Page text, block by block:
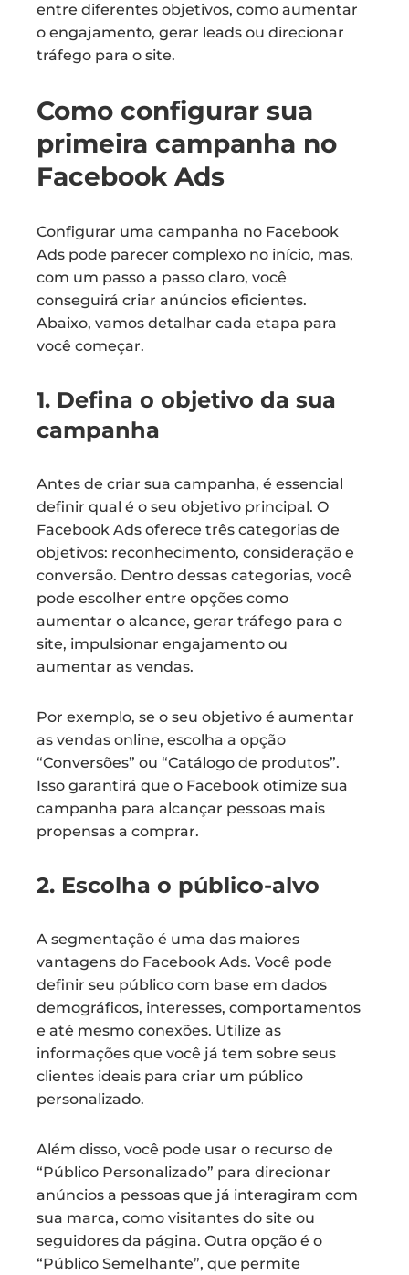
entre diferentes objetivos, como aumentar
o engajamento, gerar leads ou direcionar
tráfego para o site.
Como configurar sua
primeira campanha no
Facebook Ads
Configurar uma campanha no Facebook
Ads pode parecer complexo no início, mas,
com um passo a passo claro, você
conseguirá criar anúncios eficientes.
Abaixo, vamos detalhar cada etapa para
você começar.
1. Defina o objetivo da sua
campanha
Antes de criar sua campanha, é essencial
definir qual é o seu objetivo principal. O
Facebook Ads oferece três categorias de
objetivos: reconhecimento, consideração e
conversão. Dentro dessas categorias, você
pode escolher entre opções como
aumentar o alcance, gerar tráfego para o
site, impulsionar engajamento ou
aumentar as vendas.
Por exemplo, se o seu objetivo é aumentar
as vendas online, escolha a opção
“Conversões” ou “Catálogo de produtos”.
Isso garantirá que o Facebook otimize sua
campanha para alcançar pessoas mais
propensas a comprar.
2. Escolha o público-alvo
A segmentação é uma das maiores
vantagens do Facebook Ads. Você pode
definir seu público com base em dados
demográficos, interesses, comportamentos
e até mesmo conexões. Utilize as
informações que você já tem sobre seus
clientes ideais para criar um público
personalizado.
Além disso, você pode usar o recurso de
“Público Personalizado” para direcionar
anúncios a pessoas que já interagiram com
sua marca, como visitantes do site ou
seguidores da página. Outra opção é o
“Público Semelhante”, que permite